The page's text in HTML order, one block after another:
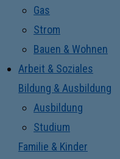
Gas
Strom
Bauen & Wohnen
Arbeit & Soziales
Bildung & Ausbildung
Ausbildung
Studium
Familie & Kinder